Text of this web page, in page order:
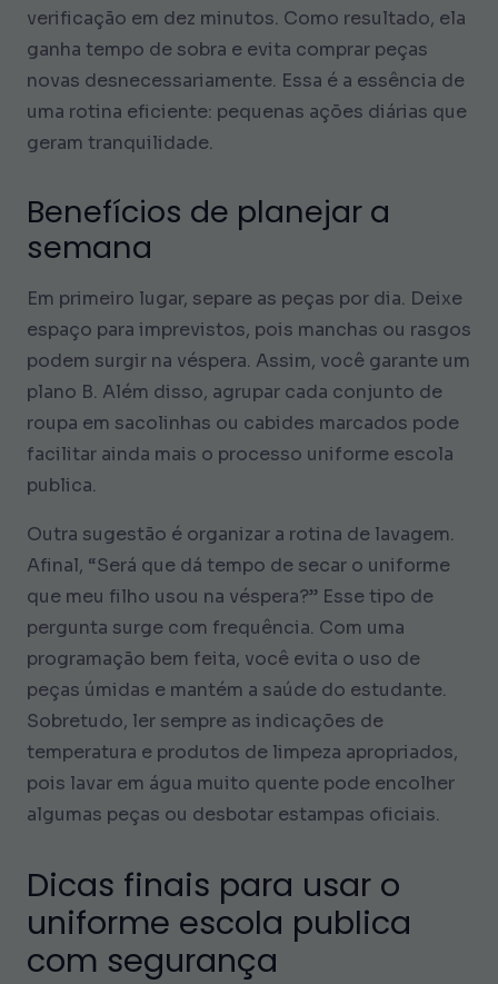
verificação em dez minutos. Como resultado, ela
ganha tempo de sobra e evita comprar peças
novas desnecessariamente. Essa é a essência de
uma rotina eficiente: pequenas ações diárias que
geram tranquilidade.
Benefícios de planejar a
semana
Em primeiro lugar, separe as peças por dia. Deixe
espaço para imprevistos, pois manchas ou rasgos
podem surgir na véspera. Assim, você garante um
plano B. Além disso, agrupar cada conjunto de
roupa em sacolinhas ou cabides marcados pode
facilitar ainda mais o processo uniforme escola
publica.
Outra sugestão é organizar a rotina de lavagem.
Afinal, “Será que dá tempo de secar o uniforme
que meu filho usou na véspera?” Esse tipo de
pergunta surge com frequência. Com uma
programação bem feita, você evita o uso de
peças úmidas e mantém a saúde do estudante.
Sobretudo, ler sempre as indicações de
temperatura e produtos de limpeza apropriados,
pois lavar em água muito quente pode encolher
algumas peças ou desbotar estampas oficiais.
Dicas finais para usar o
uniforme escola publica
com segurança